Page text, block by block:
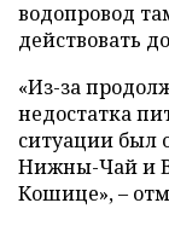
водопровод
действовать
«Из-за
недостатка
ситуации был
Нижны-Чай и
Кошице», –